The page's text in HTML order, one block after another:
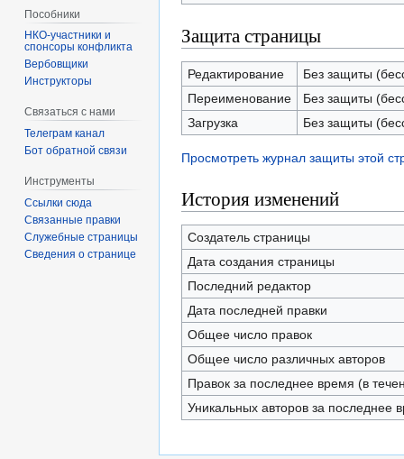
Защита страницы
Редактирование
Без защиты
Переименование
Без защиты
Загрузка
Без защиты
Просмотреть журнал защиты этой
История изменений
Создатель страницы
Дата создания страницы
Последний редактор
Дата последней правки
Общее число правок
Общее число различных авторов
Правок за последнее время (в
Уникальных авторов за последнее
Пособники
спонсоры конфликта
‏‎Вербовщики
Инструкторы
Связаться с нами
Телеграм канал
Бот обратной связи
Инструменты
Ссылки сюда
Связанные правки
Служебные страницы
Сведения о странице